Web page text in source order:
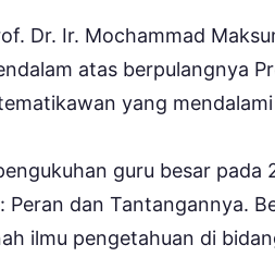
Dr. Ir. Mochammad
atas berpulangnya
yang
guru besar pada
dan Tantangannya.
ilmu pengetahuan di